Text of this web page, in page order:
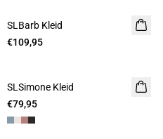
SLBarb Kleid
€109,95
SLSimone Kleid
€79,95